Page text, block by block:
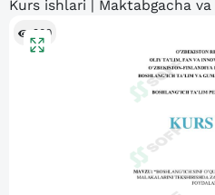
Kurs ishlari | Maktabgacha
900